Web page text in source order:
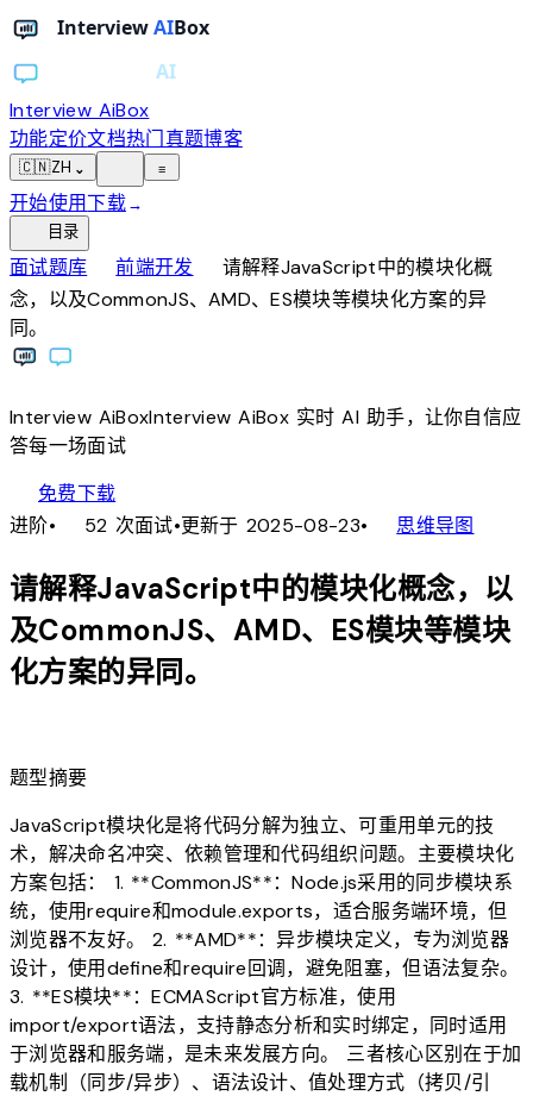
Interview AiBox
功能定价文档热门真题博客
🇨🇳ZH ⌄ ≡
开始使用下载→
目录
面试题库chevron_right前端开发chevron_right
请解释JavaScript中的模块化概
念，以及CommonJS、AMD、ES模块等模块化方案的异
同。
Interview AiBoxInterviewAiBox实时 AI 助手，让你自信应
答每一场面试
免费下载
进阶• 52 次面试•更新于 2025-08-23• account_tree思维导图
请解释JavaScript中的模块化概念，以
及CommonJS、AMD、ES模块等模块
化方案的异同。
题型摘要
JavaScript模块化是将代码分解为独立、可重用单元的技
术，解决命名冲突、依赖管理和代码组织问题。主要模块化
方案包括： 1. **CommonJS**：Node.js采用的同步模块系
统，使用require和module.exports，适合服务端环境，但
浏览器不友好。 2. **AMD**：异步模块定义，专为浏览器
设计，使用define和require回调，避免阻塞，但语法复杂。
3. **ES模块**：ECMAScript官方标准，使用
import/export语法，支持静态分析和实时绑定，同时适用
于浏览器和服务端，是未来发展方向。 三者核心区别在于加
载机制（同步/异步）、语法设计、值处理方式（拷贝/引